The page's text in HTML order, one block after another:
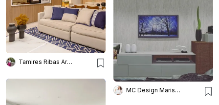
Tamires Ribas Arquitetura
MC Design Marisa Costa